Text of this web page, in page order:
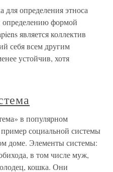
для определения этноса
формой
является коллектив
себя всем другим
устойчив, хотя
в популярном
социальной системы
доме. Элементы системы:
в том числе муж,
кошка. Они